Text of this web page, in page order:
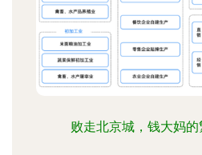
败走北京城，钱大妈的